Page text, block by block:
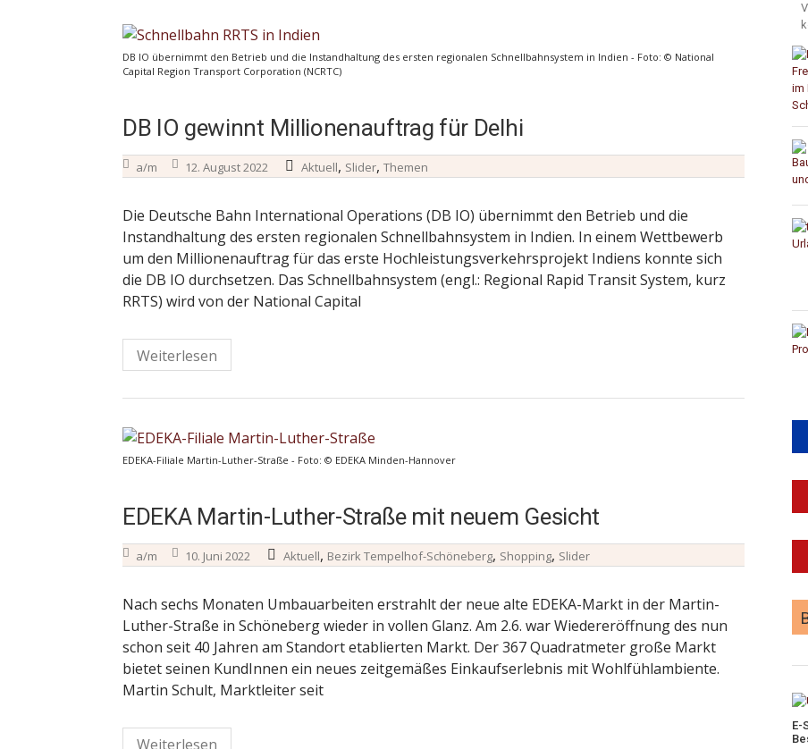
DB IO übernimmt den Betrieb und die Instandhaltung des ersten regionalen Schnellbahnsystem in Indien - Foto: © National
Capital Region Transport Corporation (NCRTC)
DB IO gewinnt Millionenauftrag für Delhi
a/m 12. August 2022 Aktuell, Slider, Themen
Die Deutsche Bahn International Operations (DB IO) übernimmt den Betrieb und die
Instandhaltung des ersten regionalen Schnellbahnsystem in Indien. In einem Wettbewerb
um den Millionenauftrag für das erste Hochleistungsverkehrsprojekt Indiens konnte sich
die DB IO durchsetzen. Das Schnellbahnsystem (engl.: Regional Rapid Transit System, kurz
RRTS) wird von der National Capital
Weiterlesen
EDEKA-Filiale Martin-Luther-Straße - Foto: © EDEKA Minden-Hannover
EDEKA Martin-Luther-Straße mit neuem Gesicht
a/m 10. Juni 2022 Aktuell, Bezirk Tempelhof-Schöneberg, Shopping, Slider
Nach sechs Monaten Umbauarbeiten erstrahlt der neue alte EDEKA-Markt in der Martin-
Luther-Straße in Schöneberg wieder in vollen Glanz. Am 2.6. war Wiedereröffnung des nun
schon seit 40 Jahren am Standort etablierten Markt. Der 367 Quadratmeter große Markt
bietet seinen KundInnen ein neues zeitgemäßes Einkaufserlebnis mit Wohlfühlambiente.
Martin Schult, Marktleiter seit
Weiterlesen
E-